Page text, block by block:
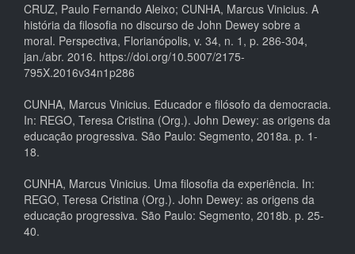
CRUZ, Paulo Fernando Aleixo; CUNHA, Marcus Vinicius. A
história da filosofia no discurso de John Dewey sobre a
moral. Perspectiva, Florianópolis, v. 34, n. 1, p. 286-304,
jan./abr. 2016. https://doi.org/10.5007/2175-
795X.2016v34n1p286
CUNHA, Marcus Vinicius. Educador e filósofo da democracia.
In: REGO, Teresa Cristina (Org.). John Dewey: as origens da
educação progressiva. São Paulo: Segmento, 2018a. p. 1-
18.
CUNHA, Marcus Vinicius. Uma filosofia da experiência. In:
REGO, Teresa Cristina (Org.). John Dewey: as origens da
educação progressiva. São Paulo: Segmento, 2018b. p. 25-
40.